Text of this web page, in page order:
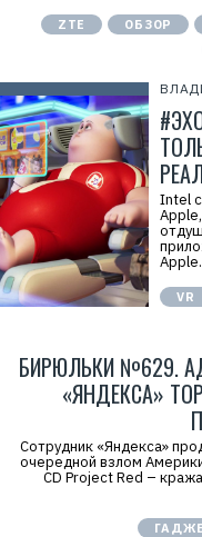
ZTE ОБЗОР
Intel
VR
БИРЮЛЬКИ №629.
«ЯНДЕКСА»
Сотрудник «Яндекса»
очередной взлом
CD Project Red –